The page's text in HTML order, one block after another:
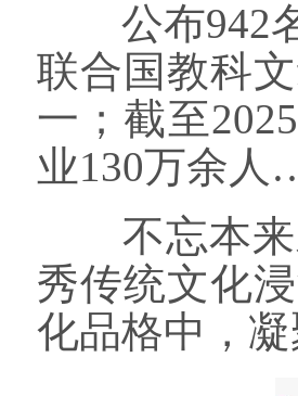
公布942名
联合国教科
一；截至
业130万余
不忘本来
秀传统文化
化品格中，